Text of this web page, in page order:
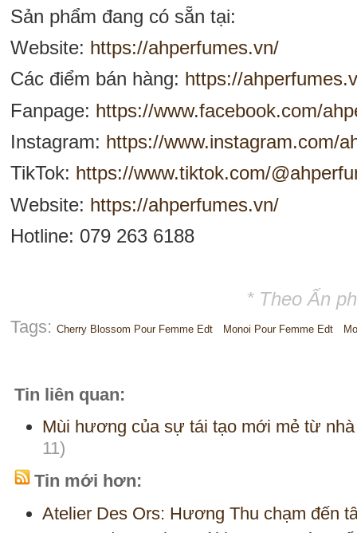
Sản phẩm đang có sẵn tại:
Website: https://ahperfumes.vn/
Các điểm bán hàng: https://
Fanpage: https://www.facebook.com/
Instagram: https://www.instagram.com/
TikTok: https://www.tiktok.com/
Website: https://ahperfumes.vn/
Hotline: 079 263 6188
* Theo Ấn
Tags: Cherry Blossom Pour Femme Edt Monoi Pour Femme Edt
Tin liên quan:
Mùi hương của sự tái tạo mới mẻ từ
11)
Tin mới hơn:
Atelier Des Ors: Hương Thu chạm đến